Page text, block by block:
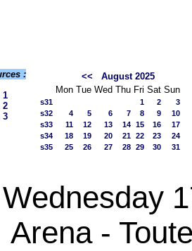
:
1
2
3
<<
August 2025
Mon Tue Wed Thu Fri Sat Sun
s31 1 2
3
s32
4 5 6 7 8 9
10
s33
11 12 13 14 15 16
17
s34
18 19 20 21 22 23
24
s35
25 26 27 28 29 30 31
Wednesday
Arena -